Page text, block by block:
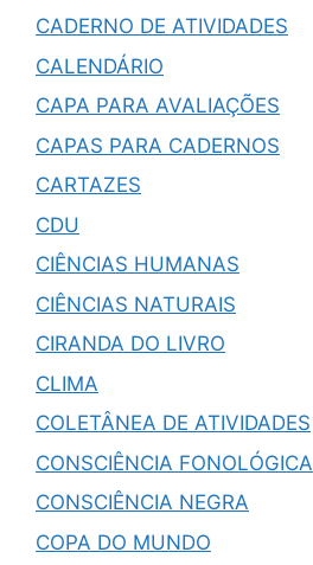
CADERNO DE ATIVIDADES
CALENDÁRIO
CAPA PARA AVALIAÇÕES
CAPAS PARA CADERNOS
CARTAZES
CDU
CIÊNCIAS HUMANAS
CIÊNCIAS NATURAIS
CIRANDA DO LIVRO
CLIMA
COLETÂNEA DE ATIVIDADES
CONSCIÊNCIA FONOLÓGICA
CONSCIÊNCIA NEGRA
COPA DO MUNDO